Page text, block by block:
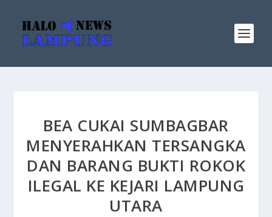
BEA CUKAI SUMBAGBAR
MENYERAHKAN TERSANGKA
DAN BARANG BUKTI ROKOK
ILEGAL KE KEJARI LAMPUNG
UTARA